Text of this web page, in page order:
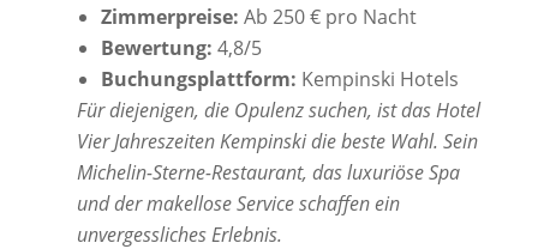
Zimmerpreise: Ab 250 € pro Nacht
Bewertung: 4,8/5
Buchungsplattform: Kempinski Hotels
Für diejenigen, die Opulenz suchen, ist das Hotel
Vier Jahreszeiten Kempinski die beste Wahl. Sein
Michelin-Sterne-Restaurant, das luxuriöse Spa
und der makellose Service schaffen ein
unvergessliches Erlebnis.